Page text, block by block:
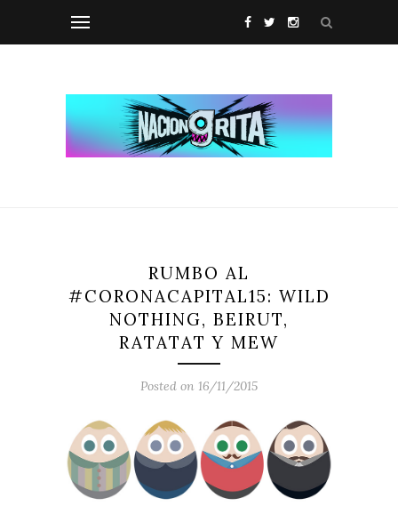
RUMBO AL
#CORONACAPITAL15: WILD
NOTHING, BEIRUT,
RATATAT Y MEW
Posted on 16/11/2015